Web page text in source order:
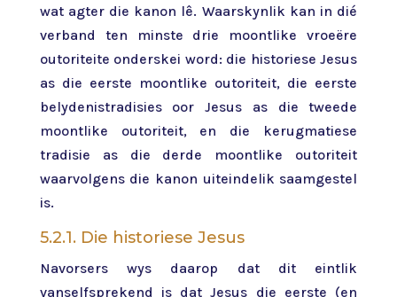
wat agter die kanon lê. Waarskynlik kan in dié
verband ten minste drie moontlike vroeëre
outoriteite onderskei word: die historiese Jesus
as die eerste moontlike outoriteit, die eerste
belydenistradisies oor Jesus as die tweede
moontlike outoriteit, en die kerugmatiese
tradisie as die derde moontlike outoriteit
waarvolgens die kanon uiteindelik saamgestel
is.
5.2.1. Die historiese Jesus
Navorsers wys daarop dat dit eintlik
vanselfsprekend is dat Jesus die eerste (en